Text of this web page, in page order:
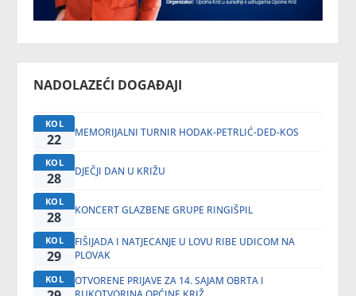
NADOLAZEĆI DOGAĐAJI
KOL
22 MEMORIJALNI TURNIR HODAK-PETRLIĆ-DED-KOS
KOL
28 DJEČJI DAN U KRIŽU
KOL
28 KONCERT GLAZBENE GRUPE RINGIŠPIL
KOL
29
FIŠIJADA I NATJECANJE U LOVU RIBE UDICOM NA
PLOVAK
KOL
OTVORENE PRIJAVE ZA 14. SAJAM OBRTA I